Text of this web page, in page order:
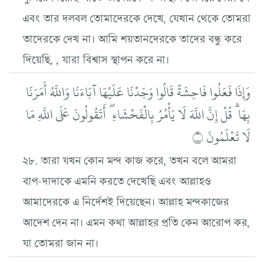
এবং তার দলবল তোমাদেরকে দেখে, যেখান থেকে তোমরা
তাদেরকে দেখ না। আমি শয়তানদেরকে তাদের বন্ধু করে
দিয়েছি, , যারা বিশ্বাস স্থাপন করে না।
وَإِذَا فَعَلُوا فَاحِشَةً قَالُوا وَجَدْنَا عَلَيْهَا آبَاءَنَا وَاللَّهُ أَمَرَنَا
بِهَا ۗ قُلْ إِنَّ اللَّهَ لَا يَأْمُرُ بِالْفَحْشَاءِ ۖ أَتَقُولُونَ عَلَى اللَّهِ مَا
لَا تَعْلَمُونَ ۝
২৮. তারা যখন কোন মন্দ কাজ করে, তখন বলে আমরা
বাপ-দাদাকে এমনি করতে দেখেছি এবং আল্লাহও
আমাদেরকে এ নির্দেশই দিয়েছেন। আল্লাহ মন্দকাজের
আদেশ দেন না। এমন কথা আল্লাহর প্রতি কেন আরোপ কর,
যা তোমরা জান না।